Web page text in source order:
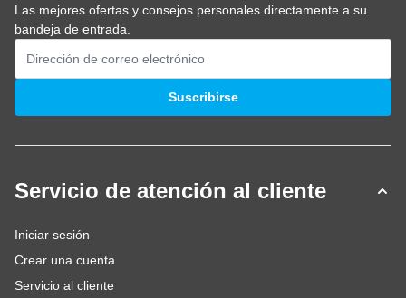
Las mejores ofertas y consejos personales directamente a su
bandeja de entrada.
Dirección de email
Suscribirse
Servicio de atención al cliente
Iniciar sesión
Crear una cuenta
Servicio al cliente